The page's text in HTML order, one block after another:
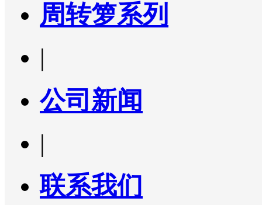
周转箩系列
|
公司新闻
|
联系我们